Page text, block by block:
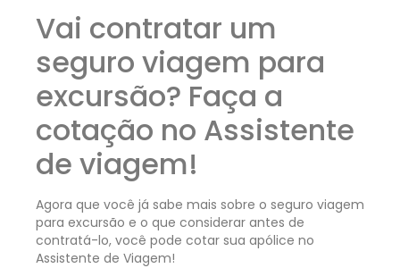
Vai contratar um
seguro viagem para
excursão? Faça a
cotação no Assistente
de viagem!
Agora que você já sabe mais sobre o seguro viagem
para excursão e o que considerar antes de
contratá-lo, você pode cotar sua apólice no
Assistente de Viagem!